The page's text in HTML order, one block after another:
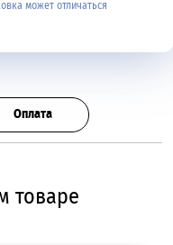
может отличаться
Оплата
товаре